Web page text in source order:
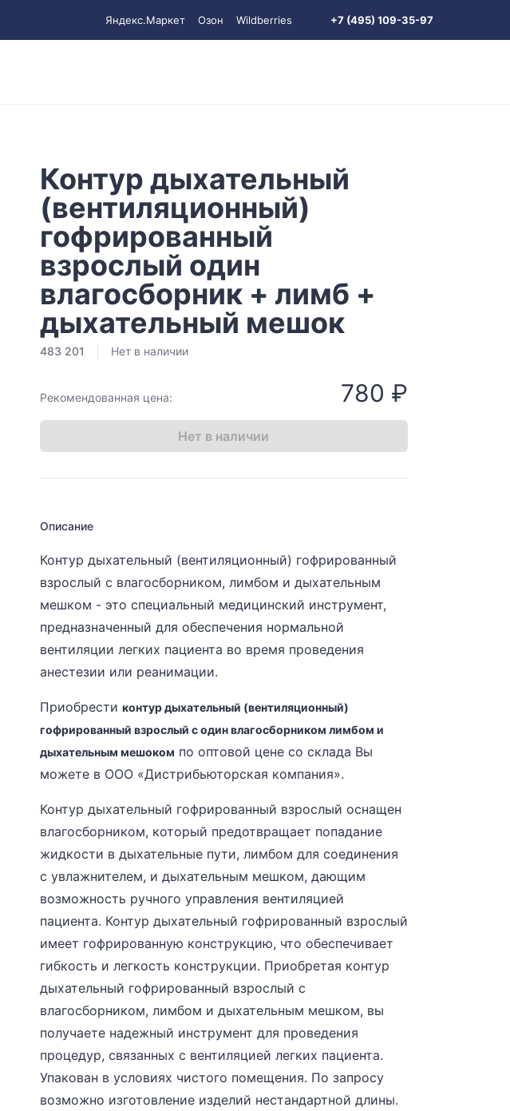
Яндекс.Маркет Озон Wildberries +7 (495) 109-35-97
Контур дыхательный
(вентиляционный)
гофрированный
взрослый один
влагосборник + лимб +
дыхательный мешок
483 201 Нет в наличии
Рекомендованная цена: 780 ₽
Нет в наличии
Описание
Контур дыхательный (вентиляционный) гофрированный
взрослый с влагосборником, лимбом и дыхательным
мешком - это специальный медицинский инструмент,
предназначенный для обеспечения нормальной
вентиляции легких пациента во время проведения
анестезии или реанимации.
Приобрести контур дыхательный (вентиляционный)
гофрированный взрослый с один влагосборником лимбом и
дыхательным мешоком по оптовой цене со склада Вы
можете в ООО «Дистрибьюторская компания».
Контур дыхательный гофрированный взрослый оснащен
влагосборником, который предотвращает попадание
жидкости в дыхательные пути, лимбом для соединения
с увлажнителем, и дыхательным мешком, дающим
возможность ручного управления вентиляцией
пациента. Контур дыхательный гофрированный взрослый
имеет гофрированную конструкцию, что обеспечивает
гибкость и легкость конструкции. Приобретая контур
дыхательный гофрированный взрослый с
влагосборником, лимбом и дыхательным мешком, вы
получаете надежный инструмент для проведения
процедур, связанных с вентиляцией легких пациента.
Упакован в условиях чистого помещения. По запросу
возможно изготовление изделий нестандартной длины.